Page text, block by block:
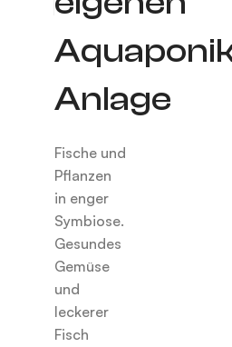
Anlage
Fische und
Pflanzen
in enger
Symbiose.
Gesundes
Gemüse
und
leckerer
Fisch